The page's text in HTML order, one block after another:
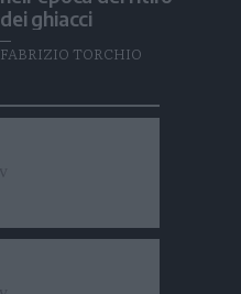
dei ghiacci
FABRIZIO TORCHIO